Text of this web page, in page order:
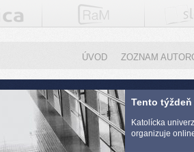
ÚVOD ZOZNAM
Tento
Katolícka
organizuje